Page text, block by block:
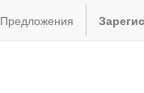
Предложения